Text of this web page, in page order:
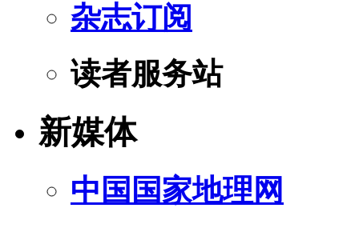
杂志订阅
读者服务站
新媒体
中国国家地理网